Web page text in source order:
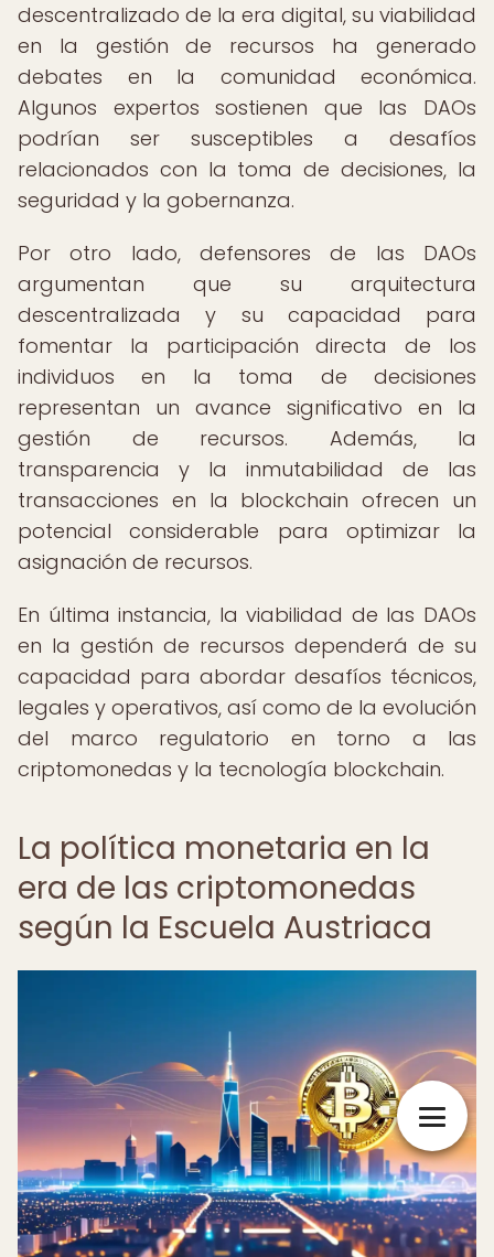
descentralizado de la era digital, su viabilidad
en la gestión de recursos ha generado
debates en la comunidad económica.
Algunos expertos sostienen que las DAOs
podrían ser susceptibles a desafíos
relacionados con la toma de decisiones, la
seguridad y la gobernanza.
Por otro lado, defensores de las DAOs
argumentan que su arquitectura
descentralizada y su capacidad para
fomentar la participación directa de los
individuos en la toma de decisiones
representan un avance significativo en la
gestión de recursos. Además, la
transparencia y la inmutabilidad de las
transacciones en la blockchain ofrecen un
potencial considerable para optimizar la
asignación de recursos.
En última instancia, la viabilidad de las DAOs
en la gestión de recursos dependerá de su
capacidad para abordar desafíos técnicos,
legales y operativos, así como de la evolución
del marco regulatorio en torno a las
criptomonedas y la tecnología blockchain.
La política monetaria en la
era de las criptomonedas
según la Escuela Austriaca